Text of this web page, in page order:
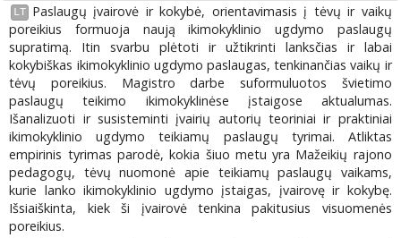
LT
Paslaugų įvairovė ir kokybė, orientavimasis į tėvų ir vaikų
poreikius formuoja naują ikimokyklinio ugdymo paslaugų
supratimą. Itin svarbu plėtoti ir užtikrinti lanksčias ir labai
kokybiškas ikimokyklinio ugdymo paslaugas, tenkinančias vaikų ir
tėvų poreikius. Magistro darbe suformuluotos švietimo
paslaugų teikimo ikimokyklinėse įstaigose aktualumas.
Išanalizuoti ir susisteminti įvairių autorių teoriniai ir praktiniai
ikimokyklinio ugdymo teikiamų paslaugų tyrimai. Atliktas
empirinis tyrimas parodė, kokia šiuo metu yra Mažeikių rajono
pedagogų, tėvų nuomonė apie teikiamų paslaugų vaikams,
kurie lanko ikimokyklinio ugdymo įstaigas, įvairovę ir kokybę.
Išsiaiškinta, kiek ši įvairovė tenkina pakitusius visuomenės
poreikius.